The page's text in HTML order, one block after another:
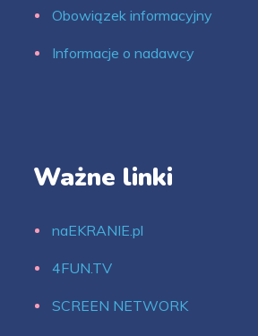
Obowiązek informacyjny
Informacje o nadawcy
Ważne linki
naEKRANIE.pl
4FUN.TV
SCREEN NETWORK